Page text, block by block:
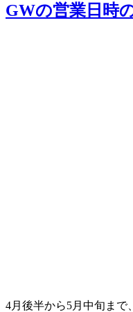
GWの営業日時
4月後半から5月中旬まで